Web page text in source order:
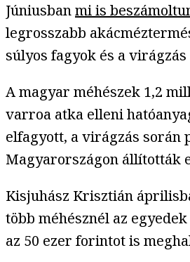
Júniusbanmi is
legrosszabb
súlyos fagyok és a
A magyar méhészek 1,2
varroa atka elleni
elfagyott, a virágzás során
Magyarországon állították
Kisjuhász Krisztián
több méhésznél az
az 50 ezer forintot is